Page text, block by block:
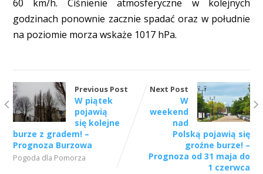
60 km/h. Ciśnienie atmosferyczne w kolejnych
godzinach ponownie zacznie spadać oraz w południe
na poziomie morza wskaże 1017 hPa.
Previous Post
W piątek
pojawią
się kolejne
burze z gradem! –
Prognoza Burzowa
Pogoda dla Pomorza
Next Post
W
weekend
nad
Polską pojawią się
groźne burze! –
Prognoza od 31 maja do
1 czerwca